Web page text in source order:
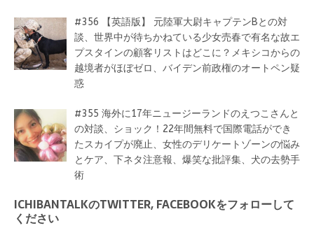
#356 【英語版】 元陸軍大尉キャプテンBとの対
談、世界中が待ちかねている少女売春で有名な故エ
プスタインの顧客リストはどこに？メキシコからの
越境者がほぼゼロ、バイデン前政権のオートペン疑
惑
#355 海外に17年ニュージーランドのえつこさんと
の対談、ショック！22年間無料で国際電話ができ
たスカイプが廃止、女性のデリケートゾーンの悩み
とケア、下ネタ注意報、爆笑な批評集、犬の去勢手
術
ICHIBANTALKのTWITTER, FACEBOOKをフォローして
ください